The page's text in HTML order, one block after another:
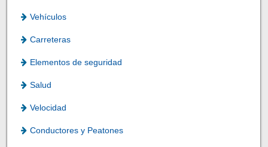
Vehículos
Carreteras
Elementos de seguridad
Salud
Velocidad
Conductores y Peatones